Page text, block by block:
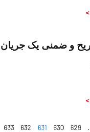
و ضمنی یک
629
630
631
632
633